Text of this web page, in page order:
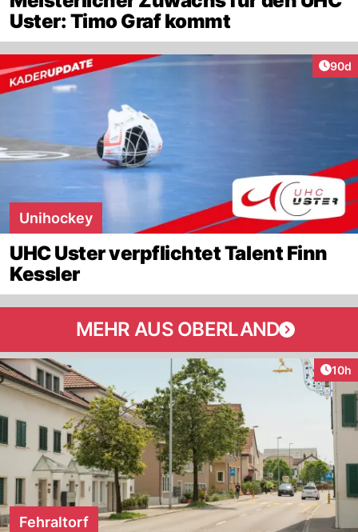
Uster: Timo Graf kommt
90d
Unihockey
UHC Uster verpflichtet Talent Finn
Kessler
MEHR AUS OBERLAND
10h
Fehraltorf